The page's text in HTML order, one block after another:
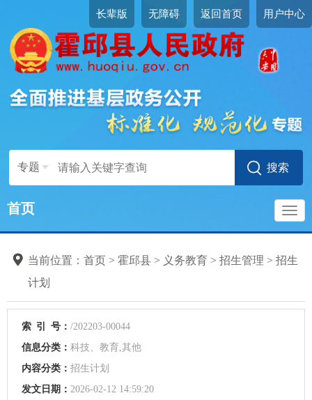
长辈版 无障碍 返回首页 用户中心
专题
首页
当前位置： 首页 > 霍邱县 > 义务教育 > 招生管理 > 招生
计划
索 引 号： /202203-00044
信息分类： 科技、教育,其他
内容分类： 招生计划
发文日期： 2026-02-12 14:59:20